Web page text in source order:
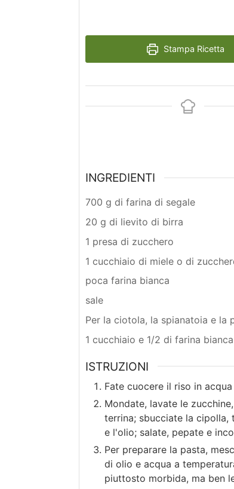
Stampa Ricetta
INGREDIENTI
700 g di farina di segale
20 g di lievito di birra
1 presa di zucchero
1 cucchiaio di miele o di
poca farina bianca
sale
Per la ciotola, la spianatoia e la
1 cucchiaio e 1/2 di farina
ISTRUZIONI
Fate cuocere il riso in
Mondate, lavate le
terrina; sbucciate la cipolla,
e l'olio; salate, pepate e
Per preparare la pasta,
di olio e acqua a
piuttosto morbida, ma ben